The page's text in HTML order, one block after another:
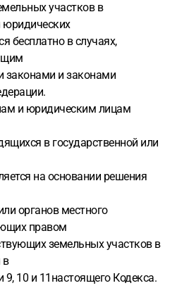
участков в
юридических
бесплатно в случаях,
законами и законами
и юридическим лицам
в государственной или
на основании решения
органов местного
правом
земельных участков в
в
9, 10 и 11настоящего Кодекса.